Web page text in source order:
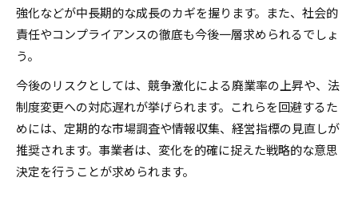
強化などが中長期的な成長のカギを握ります。また、社会的
責任やコンプライアンスの徹底も今後一層求められるでしょ
う。
今後のリスクとしては、競争激化による廃業率の上昇や、法
制度変更への対応遅れが挙げられます。これらを回避するた
めには、定期的な市場調査や情報収集、経営指標の見直しが
推奨されます。事業者は、変化を的確に捉えた戦略的な意思
決定を行うことが求められます。